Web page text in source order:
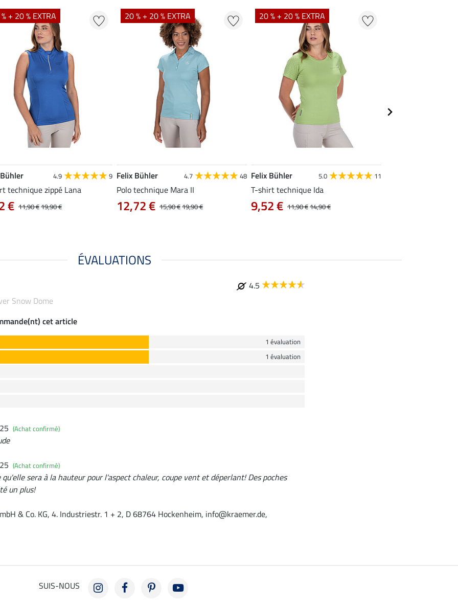
+ 20 % EXTRA
4.9 9
technique zippé Lana
11,90 €19,90 €
€
20 % + 20 % EXTRA
Felix Bühler 4.7 48
Polo technique Mara II
15,90 €19,90 €
12,72 €
20 % + 20 % EXTRA
Felix Bühler 5.0 11
T-shirt technique Ida
11,90 €14,90 €
9,52 €
ÉVALUATIONS
4.5
Snow Dome
cet article
1 évaluation
1 évaluation
(Achat confirmé)
(Achat confirmé)
qu'elle sera à la hauteur pour l'aspect chaleur, coupe vent et déperlant! Des poches
un plus!
& Co. KG, 4. Industriestr. 1 + 2, D 68764 Hockenheim, info@kraemer.de,
SUIS-NOUS